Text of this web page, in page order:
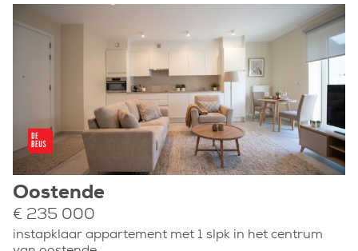
Oostende
€ 235 000
instapklaar appartement met 1 slpk in het centrum